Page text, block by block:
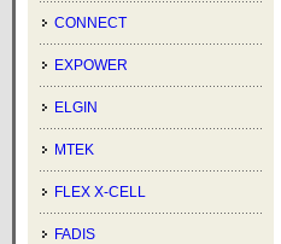
CONNECT
EXPOWER
ELGIN
MTEK
FLEX X-CELL
FADIS